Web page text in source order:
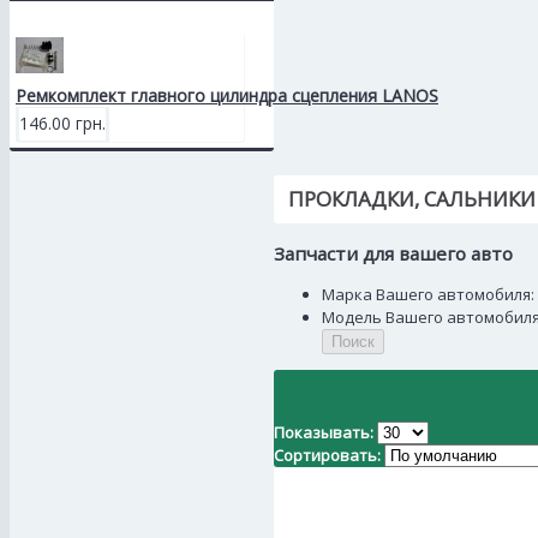
Ремкомплект главного цилиндра сцепления LANOS
146.00 грн.
ПРОКЛАДКИ, САЛЬНИКИ
Запчасти для вашего авто
Марка Вашего автомобиля:
Модель Вашего
Поиск
Показывать:
Сортировать: